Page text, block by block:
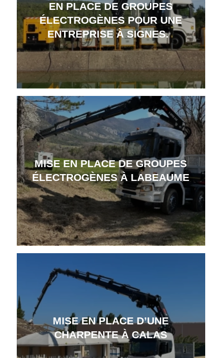
EN PLACE DE GROUPES
ÉLECTROGÈNES POUR UNE
ENTREPRISE À SIGNES.
MISE EN PLACE DE GROUPES
ÉLECTROGÈNES À LABEAUME
MISE EN PLACE D’UNE
CHARPENTE À CALAS